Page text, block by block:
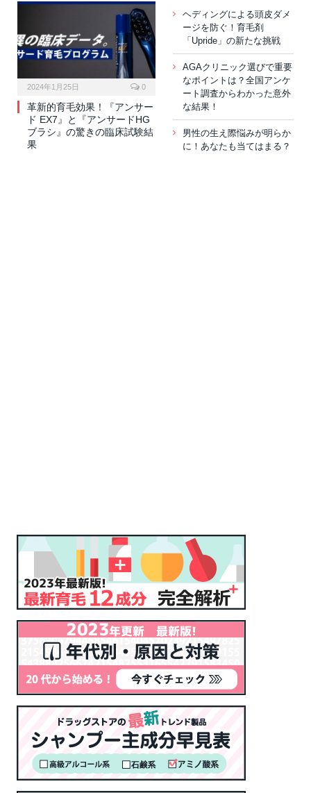
2024年1月25日 0
革新的育毛効果！『アンサー
ド EX7』と『アンサードHG
ブラシ』の驚きの臨床試験結
果
ヘディングによる頭皮ダメ
ージを防ぐ！育毛剤
「Upride」の新たな挑戦
AGAクリニック選びで重要
なポイントは？全国アンケ
ート調査からわかった意外
な結果！
男性の生え際悩みが明らか
に！あなたも当てはまる？